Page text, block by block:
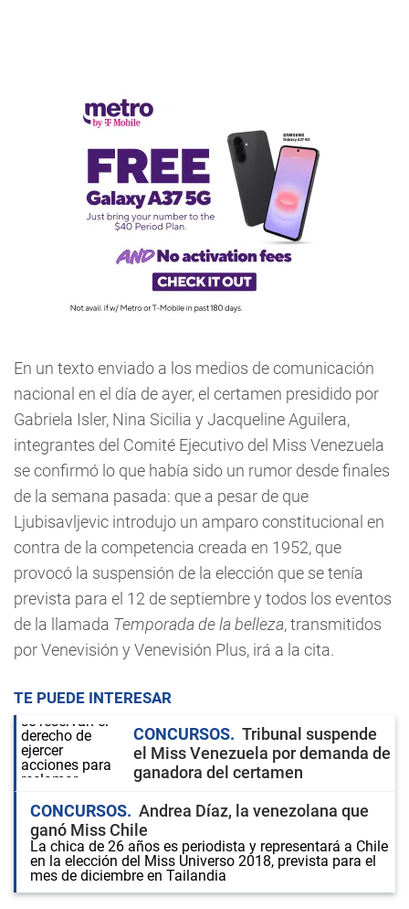
En un texto enviado a los medios de comunicación
nacional en el día de ayer, el certamen presidido por
Gabriela Isler, Nina Sicilia y Jacqueline Aguilera,
integrantes del Comité Ejecutivo del Miss Venezuela
se confirmó lo que había sido un rumor desde finales
de la semana pasada: que a pesar de que
Ljubisavljevic introdujo un amparo constitucional en
contra de la competencia creada en 1952, que
provocó la suspensión de la elección que se tenía
prevista para el 12 de septiembre y todos los eventos
de la llamada Temporada de la belleza, transmitidos
por Venevisión y Venevisión Plus, irá a la cita.
TE PUEDE INTERESAR
CONCURSOS
Tribunal suspende
el Miss Venezuela por demanda de
ganadora del certamen
CONCURSOS
Andrea Díaz, la venezolana que
ganó Miss Chile
La chica de 26 años es periodista y representará a Chile
en la elección del Miss Universo 2018, prevista para el
mes de diciembre en Tailandia